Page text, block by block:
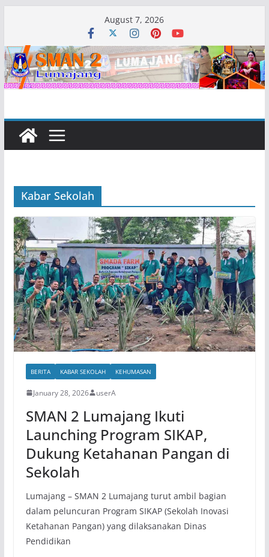
content
August 7, 2026
Kabar Sekolah
BERITA KABAR SEKOLAH KEHUMASAN
January 28, 2026 userA
SMAN 2 Lumajang Ikuti
Launching Program SIKAP,
Dukung Ketahanan Pangan di
Sekolah
Lumajang – SMAN 2 Lumajang turut ambil bagian
dalam peluncuran Program SIKAP (Sekolah Inovasi
Ketahanan Pangan) yang dilaksanakan Dinas
Pendidikan